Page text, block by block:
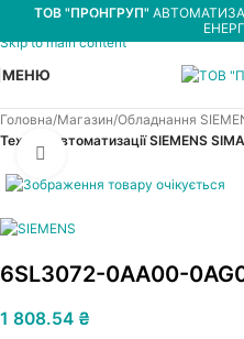
Skip to navigation
Skip to main content
ТОВ "ПРОНГРУП"
МЕНЮ
Головна Магазин Обладнання
Техніка автоматизації SIEMENS
6SL3072-0AA00-
1 808.54 ₴